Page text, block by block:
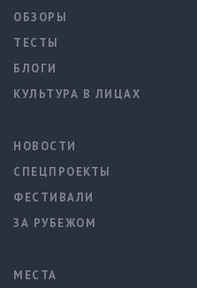
ОБЗОРЫ
ТЕСТЫ
БЛОГИ
КУЛЬТУРА В ЛИЦАХ
НОВОСТИ
СПЕЦПРОЕКТЫ
ФЕСТИВАЛИ
ЗА РУБЕЖОМ
МЕСТА